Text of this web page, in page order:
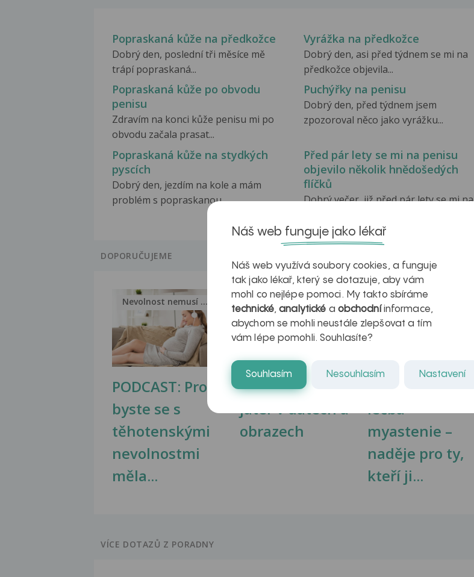
Popraskaná kůže na předkožce
Dobrý den, poslední tři měsíce mě
trápí popraskaná...
Vyrážka na předkožce
Dobrý den, asi před týdnem se mi na
předkožce objevila...
Popraskaná kůže po obvodu
penisu
Zdravím na konci kůže penisu mi po
obvodu začala prasat...
Puchýřky na penisu
Dobrý den, před týdnem jsem
zpozoroval něco jako vyrážku...
Popraskaná kůže na stydkých
pyscích
Dobrý den, jezdím na kole a mám
problém s popraskanou...
Před pár lety se mi na penisu
objevilo několik hnědošedých
flíčků
Dobrý večer, již před pár lety se mi na
DOPORUČUJEME
PODCAST: Proč
byste se s
těhotenskými
nevolnostmi
měla...
Nevolnost nemusí být nutnou...
Ztukovatění
jater v datech a
obrazech
Jak na zdravá játra?
léčba
myastenie –
naděje pro ty,
kteří ji...
VÍCE DOTAZŮ Z PORADNY
Náš web funguje jako lékař
Náš web využívá soubory cookies, a funguje
tak jako lékař, který se dotazuje, aby vám
mohl co nejlépe pomoci. My takto sbíráme
technické,analytické a obchodníinformace,
abychom se mohli neustále zlepšovat a tím
vám lépe pomohli. Souhlasíte?
Souhlasím Nesouhlasím Nastavení